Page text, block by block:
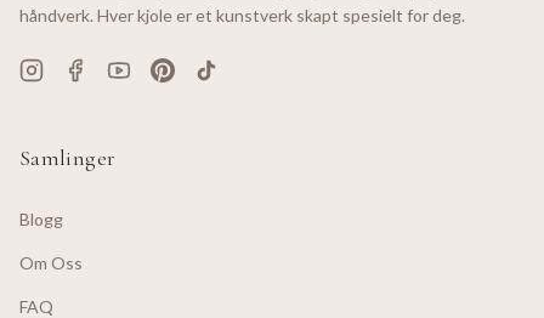
håndverk. Hver kjole er et kunstverk skapt spesielt for deg.
Samlinger
Blogg
Om Oss
FAQ